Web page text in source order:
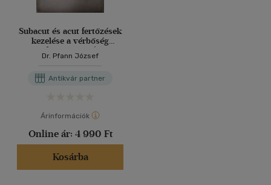
Subacut és acut fertőzések
kezelése a vérbőség
fokozásával (
Különlenyomat )
Dr. Pfann József
Antikvár partner
Árinformációk
Online ár: 4 990 Ft
Kosárba